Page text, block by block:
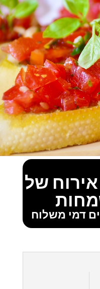
של
דמי משלוח